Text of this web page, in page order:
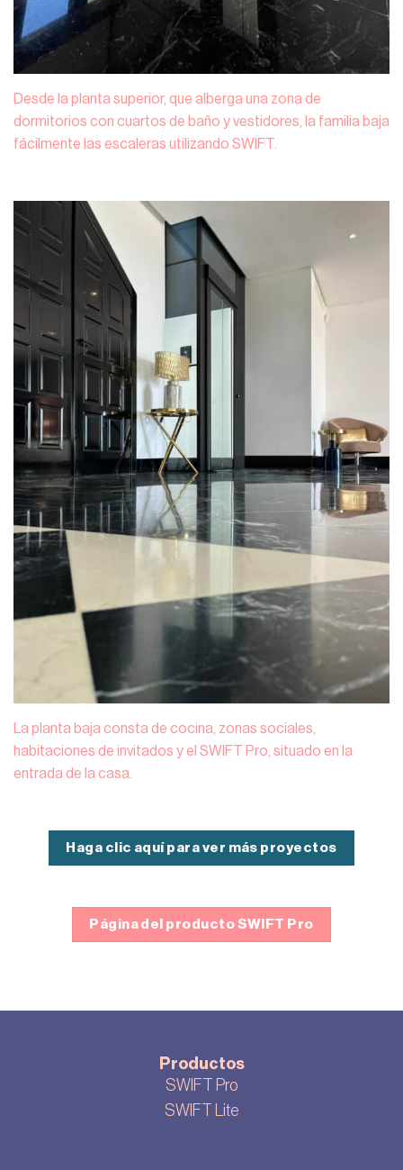
Desde la planta superior, que alberga una zona de
dormitorios con cuartos de baño y vestidores, la familia baja
fácilmente las escaleras utilizando SWIFT.
La planta baja consta de cocina, zonas sociales,
habitaciones de invitados y el SWIFT Pro, situado en la
entrada de la casa.
Haga clic aquí para ver más proyectos
Página del producto SWIFT Pro
Productos
SWIFT Pro
SWIFT Lite